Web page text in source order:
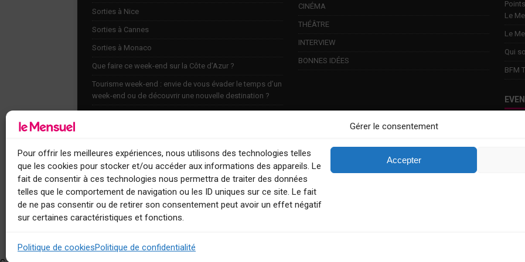
Gérer le consentement
Pour offrir les meilleures expériences, nous utilisons des technologies telles
que les cookies pour stocker et/ou accéder aux informations des appareils. Le
fait de consentir à ces technologies nous permettra de traiter des données
telles que le comportement de navigation ou les ID uniques sur ce site. Le fait
de ne pas consentir ou de retirer son consentement peut avoir un effet négatif
sur certaines caractéristiques et fonctions.
Accepter
Politique de cookiesPolitique de confidentialité
Sorties à Nice
Sorties à Cannes
Sorties à Monaco
Que faire ce week-end sur la Côte d’Azur ?
Tourisme week-end : envie de vous évader le temps d’un
week-end ou de découvrir une nouvelle destination ?
Contact
CINÉMA
THÉÂTRE
INTERVIEW
BONNES IDÉES
Le
Le
Qui
BFM
MENTIONS LÉGALES